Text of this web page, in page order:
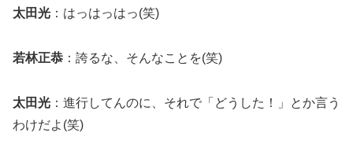
太田光 ：はっはっはっ(笑)
若林正恭 ：誇るな、そんなことを(笑)
太田光 ：進行してんのに、それで「どうした！」とか言う
わけだよ(笑)